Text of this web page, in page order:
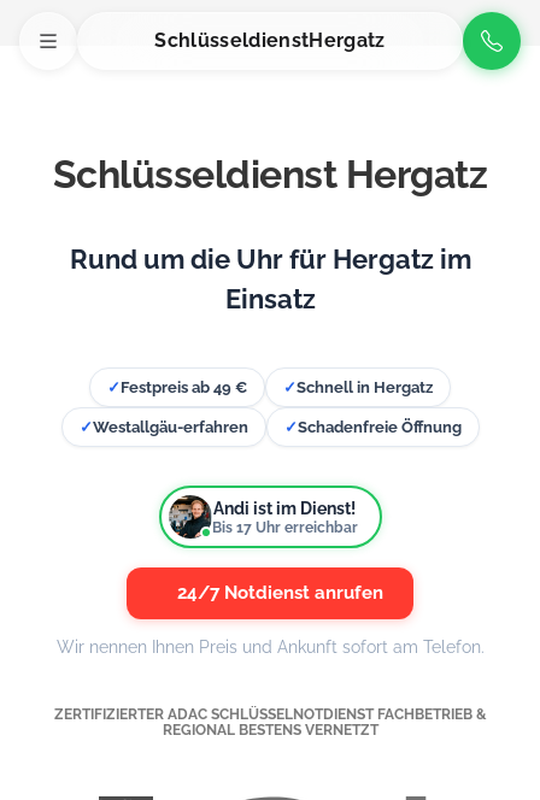
SchlüsseldienstHergatz
Schlüsseldienst Hergatz
Rund um die Uhr für Hergatz im
Einsatz
✓ Festpreis ab 49 € ✓Schnell in Hergatz
✓Westallgäu-erfahren ✓Schadenfreie Öffnung
Andi ist im Dienst!
Bis 17Uhr erreichbar
24/7 Notdienst anrufen
Wir nennen Ihnen Preis und Ankunft sofort am Telefon.
ZERTIFIZIERTER ADAC SCHLÜSSELNOTDIENST FACHBETRIEB &
REGIONAL BESTENS VERNETZT